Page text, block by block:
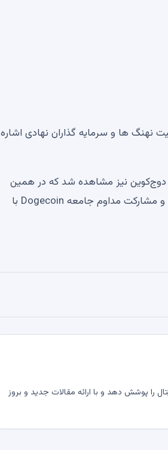
ارزش دارند، به افزایش فعالیت نهنگ ها و سرمایه گذاران نهادی اشاره
فعال بلاک چین دوج‌کوین نیز مشاهده شد که در همین
مدت 157190 آدرس در تراکنش‌ها شرکت کردند. این افزایش فعالیت نشان دهنده علاقه و مشارکت مداوم جامعه Dogecoin با
را پوشش دهد و با ارائه مقالات جدید و بروز